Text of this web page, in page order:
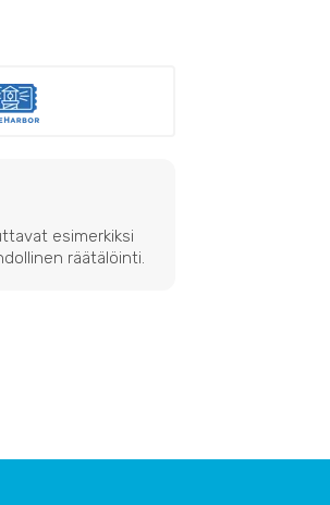
esimerkiksi
räätälöinti.